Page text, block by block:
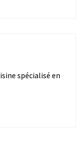
spécialisé en